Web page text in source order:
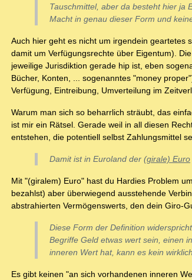
Tauschmittel, aber da besteht hier ja
Macht in genau dieser Form und
Auch hier geht es nicht um irgendein geartetes
damit um Verfügungsrechte über Eigentum).
jeweilige Jurisdiktion gerade hip ist, eben
Bücher, Konten, ... sogenanntes "money
Verfügung, Eintreibung, Umverteilung im
Warum man sich so beharrlich sträubt, das
ist mir ein Rätsel. Gerade weil in all diesen
entstehen, die potentiell selbst Zahlungsmittel
Damit ist in Euroland der (girale) Euro
Mit "(giralem) Euro" hast du Hardies Problem
bezahlst) aber überwiegend ausstehende
abstrahierten Vermögenswerts, den dein Giro-
Diese Form der Definition
Begriffe Geld etwas wert sein, einen
inneren Wert hat, kann es kein
Es gibt keinen "an sich vorhandenen inneren